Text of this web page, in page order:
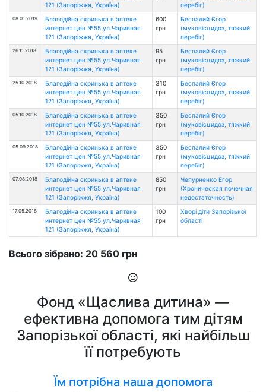
121 (Запоріжжя, Україна)
перебіг)
08.01.2019
Благодійна скринька в аптеке
интернет цен №55 ул.Чаривная
121 (Запоріжжя, Україна)
600
грн
Беспалий Єгор
(муковісцидоз, тяжкий
перебіг)
26.11.2018
Благодійна скринька в аптеке
интернет цен №55 ул.Чаривная
121 (Запоріжжя, Україна)
95
грн
Беспалий Єгор
(муковісцидоз, тяжкий
перебіг)
25.10.2018
Благодійна скринька в аптеке
интернет цен №55 ул.Чаривная
121 (Запоріжжя, Україна)
310
грн
Беспалий Єгор
(муковісцидоз, тяжкий
перебіг)
05.10.2018
Благодійна скринька в аптеке
интернет цен №55 ул.Чаривная
121 (Запоріжжя, Україна)
350
грн
Беспалий Єгор
(муковісцидоз, тяжкий
перебіг)
05.09.2018
Благодійна скринька в аптеке
интернет цен №55 ул.Чаривная
121 (Запоріжжя, Україна)
350
грн
Беспалий Єгор
(муковісцидоз, тяжкий
перебіг)
07.08.2018
Благодійна скринька в аптеке
интернет цен №55 ул.Чаривная
121 (Запоріжжя, Україна)
850
грн
Чепурненко Егор
(Хроническая почечная
недостаточность)
17.05.2018
Благодійна скринька в аптеке
интернет цен №55 ул.Чаривная
121 (Запоріжжя, Україна)
100
грн
Хворі діти Запорізької
області
Всього зібрано: 20 560 грн
Фонд «Щаслива дитина» —
ефективна допомога тим дітям
Запорізької області, які найбільш
її потребують
Їм потрібна наша допомога